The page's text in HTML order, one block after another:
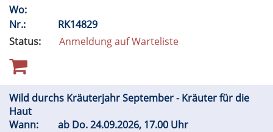
Wo:
Nr.:
RK14829
Status:
Anmeldung auf Warteliste
Wild durchs Kräuterjahr September - Kräuter für die
Haut
Wann:
ab Do.24.09.2026, 17.00 Uhr